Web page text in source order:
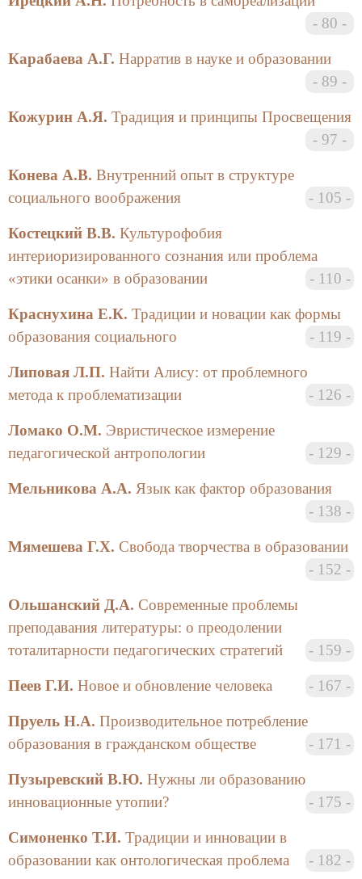
обеспечения долговременного запоминания
ключевых положений преподаваемых дисциплин в
рассматривает дистанционный и модульный
принцип обучения, сомневается в эффективности
полагает, что эффективной формой обучения
является использование объемных конструкций.
Также любовью автора пользуется метод
«Динамичного преподавания», позволяющий за
одно занятие усваивать материал пяти-шести
различных дисциплин одновременно. Этот метод
позволяет шестикратное повторение ключевых
положений базовой дисциплины или общей
ориентации выпускающей кафедры и согласованных
отдельных положений других основных дисциплин
учебного заведения. Автор подробно
останавливается на эффективности изучения
иностранных языков с помощью коротких
юмористических рассказов. Автор приходит к
выводу, что преподавание должно быть приближено
к интересной деловой игре, что может улучшить
качество преподавания.
«Научно-культурного способа познания Природы,
которым относит российскую, и нетрадиционные,
одним из представителей которых является
североамериканская цивилизация. В числе
цивилизаций, называются преемственно-
способ преодоления трудных ситуаций,
расширенное сознание. Для нетрадиционных
эмоциональная форма образования, невротический
способ преодоления трудностей путем агрессии или
связывает массовое ухудшение психического
здоровья россиян с деформацией традиционной
80
Карабаева А.Г. Нарратив в науке и образовании
89
Кожурин А.Я. Традиция и принципы Просвещения
97
Конева А.В. Внутренний опыт в структуре
социального воображения
105
Костецкий В.В. Культурофобия
интериоризированного сознания или проблема
«этики осанки» в образовании
110
Краснухина Е.К. Традиции и новации как формы
образования социального
119
Липовая Л.П. Найти Алису: от проблемного
метода к проблематизации
126
Ломако О.М. Эвристическое измерение
педагогической антропологии
129
Мельникова А.А. Язык как фактор образования
138
Мямешева Г.Х. Свобода творчества в образовании
152
Ольшанский Д.А. Современные проблемы
преподавания литературы: о преодолении
тоталитарности педагогических стратегий
159
Пеев Г.И. Новое и обновление человека 167
Пруель Н.А. Производительное потребление
образования в гражданском обществе
171
Пузыревский В.Ю. Нужны ли образованию
инновационные утопии?
175
Симоненко Т.И. Традиции и инновации в
образовании как онтологическая проблема
182